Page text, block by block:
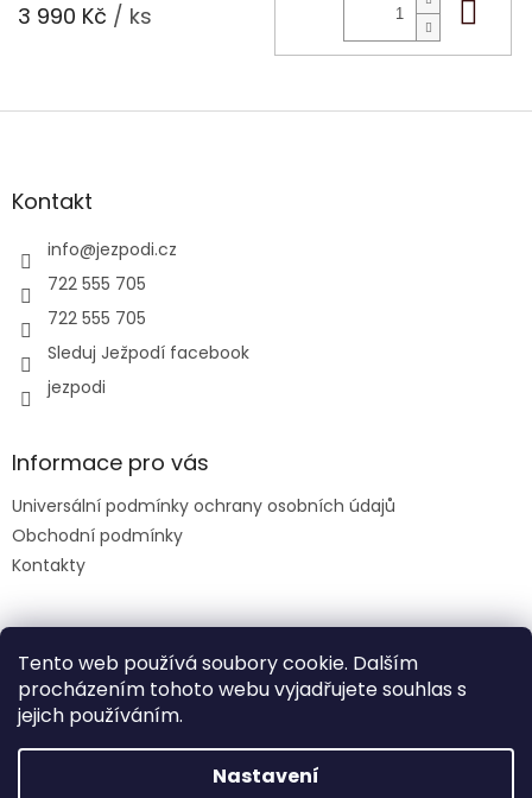
Tento web používá soubory cookie. Dalším
procházením tohoto webu vyjadřujete souhlas s
jejich používáním.
Nastavení
slevový kód: DENDETI
3 990 Kč / ks
Z
aKontakt
info@jezpodi.cz
722 555 705
722 555 705
Sleduj Ježpodí facebook
jezpodi
Informace pro vás
Universální podmínky ochrany osobních údajů
Obchodní podmínky
Kontakty
Facebook
Vytvořil Shoptet